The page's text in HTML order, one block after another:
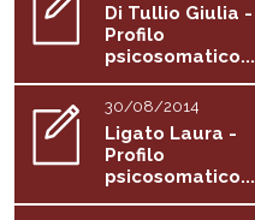
Di Tullio Giulia -
Profilo
psicosomatico...
30/08/2014
Ligato Laura -
Profilo
psicosomatico...